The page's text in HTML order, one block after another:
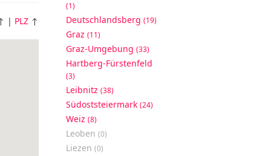
| PLZ ↑
(1)
Deutschlandsberg (19)
Graz (11)
Graz-Umgebung (33)
Hartberg-Fürstenfeld
(3)
Leibnitz (38)
Südoststeiermark (24)
Weiz (8)
Leoben (0)
Liezen (0)